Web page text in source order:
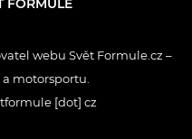
FORMULE
webu Svět Formule.cz –
motorsportu.
[dot] cz